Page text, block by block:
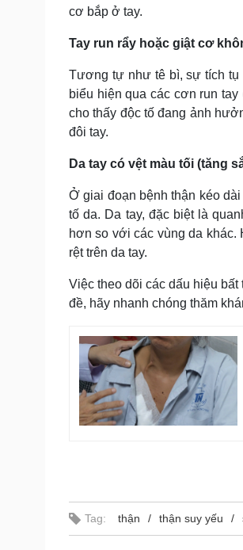
cơ bắp ở tay.
Tay run rẩy hoặc giật cơ
Tương tự như tê bì, sự tích tụ
biểu hiện qua các cơn run
cho thấy độc tố đang ảnh
đôi tay.
Da tay có vệt màu tối (tăng
Ở giai đoạn bệnh thận kéo
tố da. Da tay, đặc biệt là
hơn so với các vùng da
rệt trên da tay.
Việc theo dõi các dấu hiệu
đề, hãy nhanh chóng thăm
Tag: thận thận suy yếu